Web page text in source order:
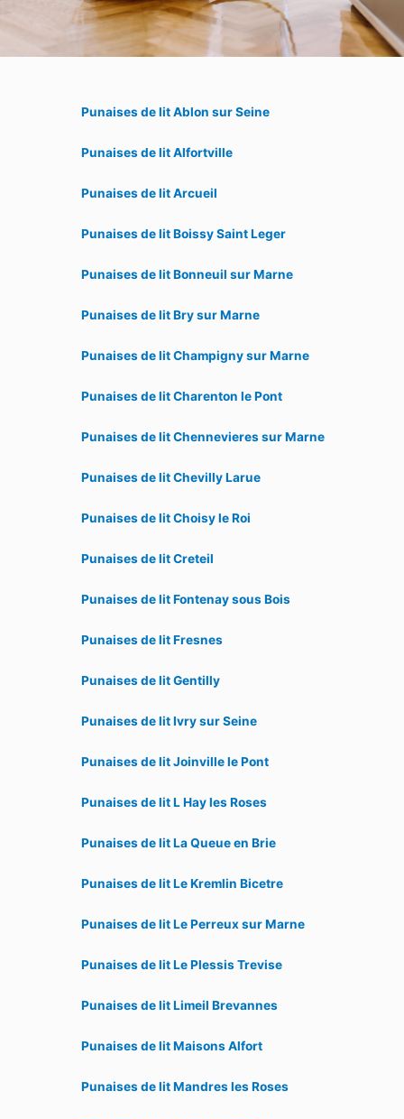
Punaises de lit Ablon sur Seine
Punaises de lit Alfortville
Punaises de lit Arcueil
Punaises de lit Boissy Saint Leger
Punaises de lit Bonneuil sur Marne
Punaises de lit Bry sur Marne
Punaises de lit Champigny sur Marne
Punaises de lit Charenton le Pont
Punaises de lit Chennevieres sur Marne
Punaises de lit Chevilly Larue
Punaises de lit Choisy le Roi
Punaises de lit Creteil
Punaises de lit Fontenay sous Bois
Punaises de lit Fresnes
Punaises de lit Gentilly
Punaises de lit Ivry sur Seine
Punaises de lit Joinville le Pont
Punaises de lit L Hay les Roses
Punaises de lit La Queue en Brie
Punaises de lit Le Kremlin Bicetre
Punaises de lit Le Perreux sur Marne
Punaises de lit Le Plessis Trevise
Punaises de lit Limeil Brevannes
Punaises de lit Maisons Alfort
Punaises de lit Mandres les Roses